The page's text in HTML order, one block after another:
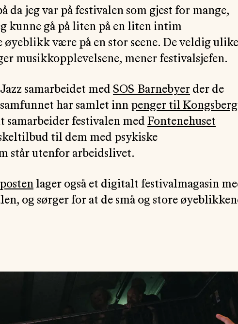
da jeg var på festivalen som gjest for mange,
kunne gå på liten på en liten intim
være på en stor scene. De veldig ulike
musikkopplevelsene, mener festivalsjefen.
samarbeidet med SOS Barnebyer der de
har samlet inn penger til Kongsberg
samarbeider festivalen med Fontenehuset
til dem med psykiske
står utenfor arbeidslivet.
lager også et digitalt festivalmagasin
og sørger for at de små og store